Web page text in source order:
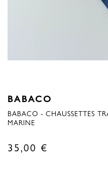
BABACO
BABACO - CHAUSSETTES
MARINE
35,00 €